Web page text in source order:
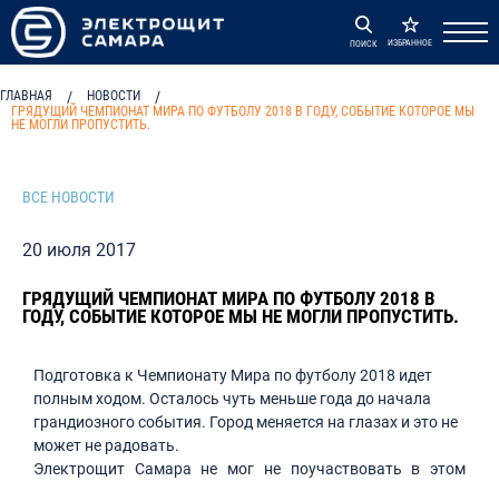
ПОИСК ИЗБРАННОЕ
ГЛАВНАЯ / НОВОСТИ /
ГРЯДУЩИЙ ЧЕМПИОНАТ МИРА ПО ФУТБОЛУ 2018 В ГОДУ, СОБЫТИЕ КОТОРОЕ МЫ
НЕ МОГЛИ ПРОПУСТИТЬ.
ВСЕ НОВОСТИ
20 июля 2017
ГРЯДУЩИЙ ЧЕМПИОНАТ МИРА ПО ФУТБОЛУ 2018 В
ГОДУ, СОБЫТИЕ КОТОРОЕ МЫ НЕ МОГЛИ ПРОПУСТИТЬ.
Подготовка к Чемпионату Мира по футболу 2018 идет
полным ходом. Осталось чуть меньше года до начала
грандиозного события. Город меняется на глазах и это не
может не радовать.
Электрощит Самара не мог не поучаствовать в этом